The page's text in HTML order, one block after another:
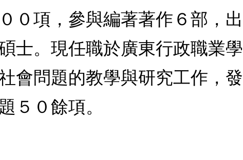
０項，參與編著著作６部，
士。現任職於廣東行政職業
會問題的教學與研究工作，
５０餘項。